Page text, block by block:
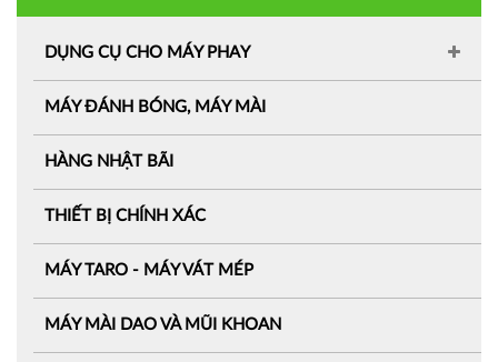
DỤNG CỤ CHO MÁY PHAY
MÁY ĐÁNH BÓNG, MÁY MÀI
HÀNG NHẬT BÃI
THIẾT BỊ CHÍNH XÁC
MÁY TARO - MÁY VÁT MÉP
MÁY MÀI DAO VÀ MŨI KHOAN